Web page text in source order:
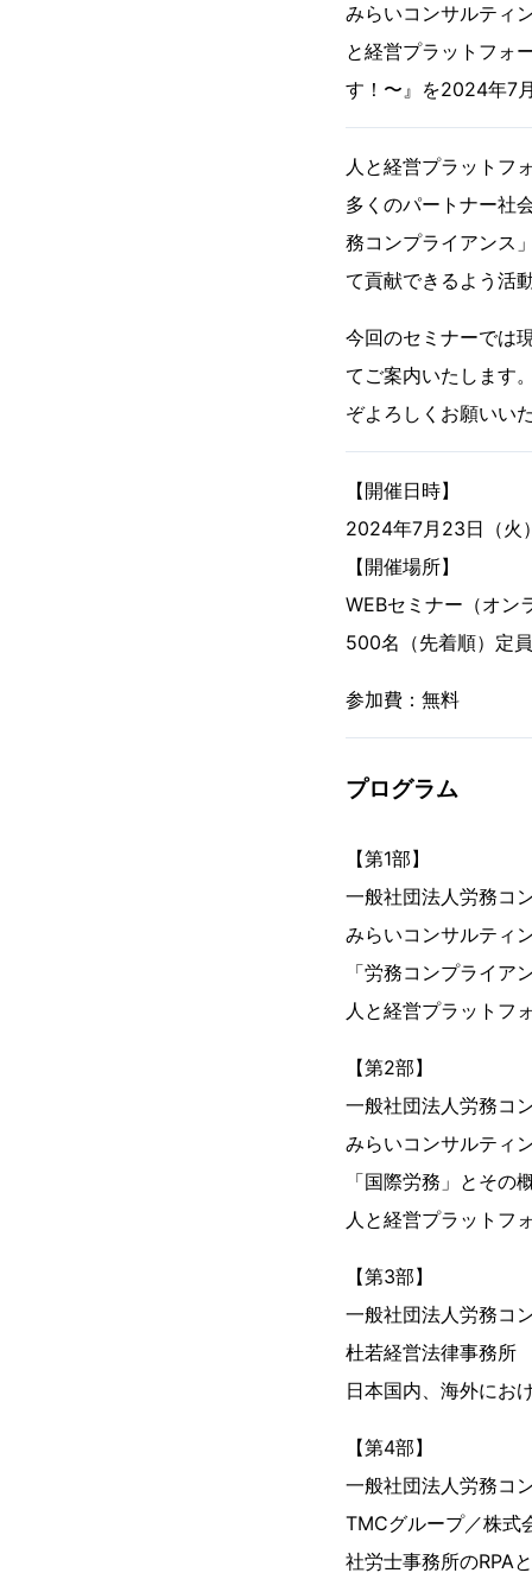
みらいコンサルティ
と経営プラットフォ
す！〜』を2024年7
人と経営プラットフ
多くのパートナー社
務コンプライアンス
て貢献できるよう活
今回のセミナーでは
てご案内いたします
ぞよろしくお願いい
【開催日時】
2024年7月23日（火
【開催場所】
WEBセミナー（オン
500名（先着順）定
参加費：無料
プログラム
【第1部】
一般社団法人労務コ
みらいコンサルテ
「労務コンプライア
人と経営プラットフ
【第2部】
一般社団法人労務コ
みらいコンサルテ
「国際労務」とその
人と経営プラットフ
【第3部】
一般社団法人労務コ
杜若経営法律事務
日本国内、海外にお
【第4部】
一般社団法人労務コ
TMCグループ／株
社労士事務所のRPA